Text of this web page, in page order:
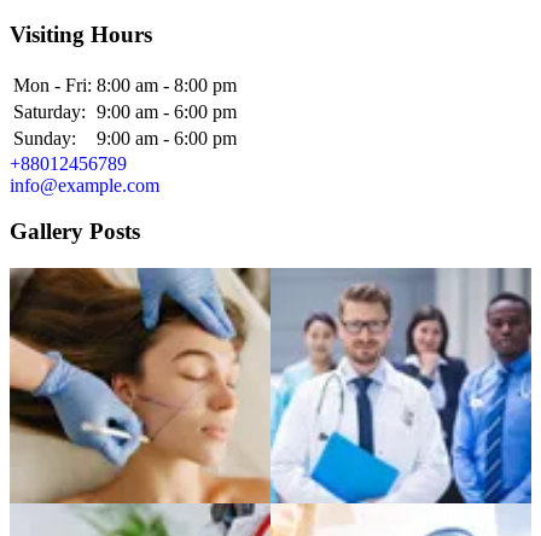
Visiting Hours
Mon - Fri: 8:00 am - 8:00 pm
Saturday: 9:00 am - 6:00 pm
Sunday:
9:00 am - 6:00 pm
+88012456789
info@example.com
Gallery Posts